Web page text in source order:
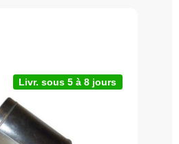
Livr. sous 5 à 8 jours